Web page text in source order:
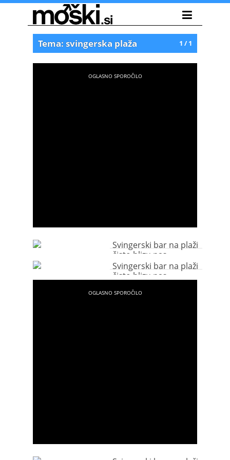
1 / 1
Tema: svingerska plaža
Svingerski bar na plaži
čisto blizu nas
Svingerski bar na plaži
čisto blizu nas